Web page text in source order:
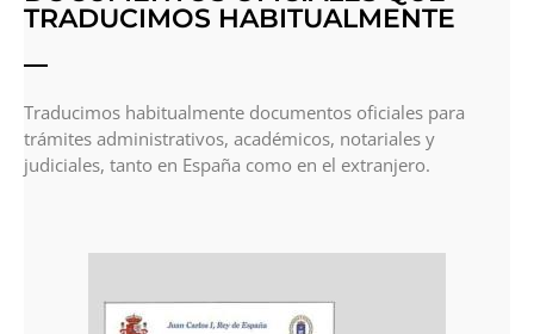
TRADUCIMOS HABITUALMENTE
Traducimos habitualmente documentos oficiales para
trámites administrativos, académicos, notariales y
judiciales, tanto en España como en el extranjero.